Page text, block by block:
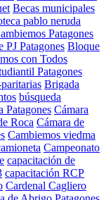
Becas municipales
pablo neruda
Patagones
PJ Patagones Bloque
con Todos
Patagones
Brigada
búsqueda
Patagones Cámara
Roca Cámara de
Cambiemos viedma
Campeonato
capacitación de
capacitación RCP
Cardenal Cagliero